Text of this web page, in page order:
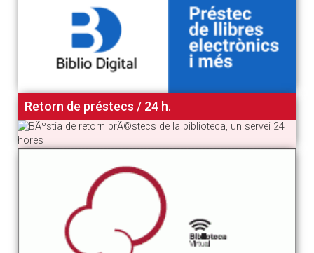
Retorn de préstecs / 24 h.